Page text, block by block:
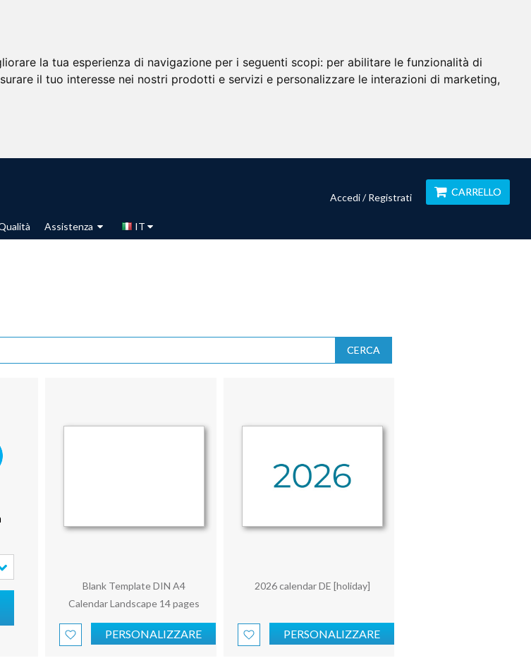
la tua esperienza di navigazione per i seguenti scopi: per abilitare le funzionalità di
il tuo interesse nei nostri prodotti e servizi e personalizzare le interazioni di marketing,
Assistenza IT
Accedi / Registrati CARRELLO
CERCA
Blank Template DIN A4
Calendar Landscape 14 pages
PERSONALIZZARE
2026 calendar DE [holiday]
PERSONALIZZARE